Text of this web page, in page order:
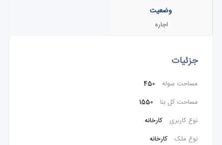
وضعیت
اجاره
جزئیات
مساحت سوله
مساحت کل بنا
نوع کاربری
کارخانه
نوع ملک
کارخانه